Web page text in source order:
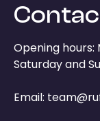
Opening hours:
Saturday and
Email: